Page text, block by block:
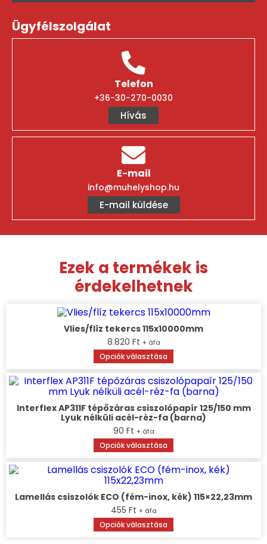
Ügyfélszolgálat
Telefon
+36-30-270-0030
Hívás
E-mail
info@muhelyshop.hu
E-mail küldése
Ezek a termékek is
érdekelhetnek
Vlies/flíz tekercs 115x10000mm
8.820 Ft + áfa
Opciók választása
Interflex AP311F tépőzáras csiszolópapír 125/150 mm
Lyuk nélküli acél-réz-fa (barna)
90 Ft + áfa
Opciók választása
Lamellás csiszolók ECO (fém-inox, kék) 115×22,23mm
455 Ft + áfa
Opciók választása